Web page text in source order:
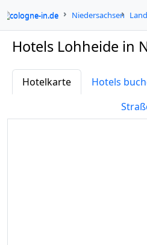
cologne-in.de Niedersachsen
Hotels Lohheide in
Hotelkarte
Hotels